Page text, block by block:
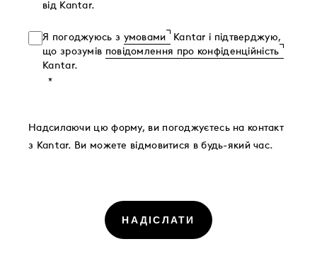
від Kantar.
Я погоджуюсь з умовами
Kantar і підтверджую,
що зрозумів повідомлення про конфіденційність
Kantar.
Надсилаючи цю форму, ви погоджуєтесь на контакт
з Kantar. Ви можете відмовитися в будь-який час.
НАДІСЛАТИ